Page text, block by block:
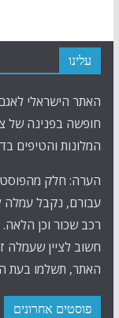
עלינו
האתר הישראלי
חופשה בפנינה של
המלונות והטיפים
הערה: חלק
עבורם, נקבל עמלה
רכב שכור וכן הלאה.
חשוב לציין שעמלה
האתר, תשלמו בעת
פוסטים אחרונים